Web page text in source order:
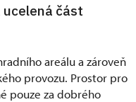
ucelená část
areálu a zároveň
provozu. Prostor pro
pouze za dobrého